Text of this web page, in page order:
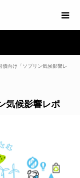
債向け「ソブリン気候影響レ
気候影響レポ